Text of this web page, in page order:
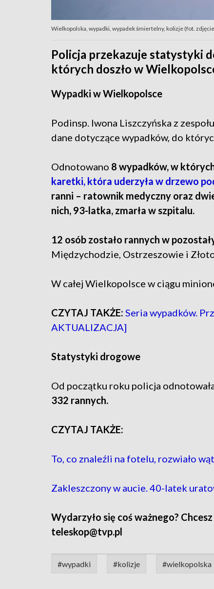
Wielkopolska, wypadki, wypadek śmiertelny, kolizje (fot.
Policja przekazuje statystyki
których doszło w
Wypadki w Wielkopolsce
Podinsp. Iwona Liszczyńska z
dane dotyczące wypadków, do
Odnotowano 8 wypadków, w
karetki, która uderzyła w drzewo
ranni – ratownik medyczny oraz
nich, 93-latka, zmarła w szpitalu.
12 osób zostało rannych w
Międzychodzie, Ostrzeszowie i
W całej Wielkopolsce w ciągu
CZYTAJ TAKŻE: Seria wypadków.
AKTUALIZACJA]
Statystyki drogowe
Od początku roku policja
332 rannych.
CZYTAJ TAKŻE:
To, co znaleźli na fotelu, rozwiało
Zakleszczony w aucie. 40-latek
Wydarzyło się coś ważnego?
teleskop@tvp.pl
#wypadki #kolizje #wielkopolska